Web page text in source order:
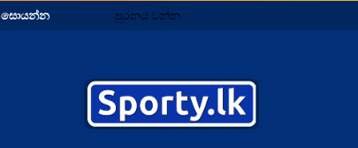
සොයන්න පුරනය වන්න